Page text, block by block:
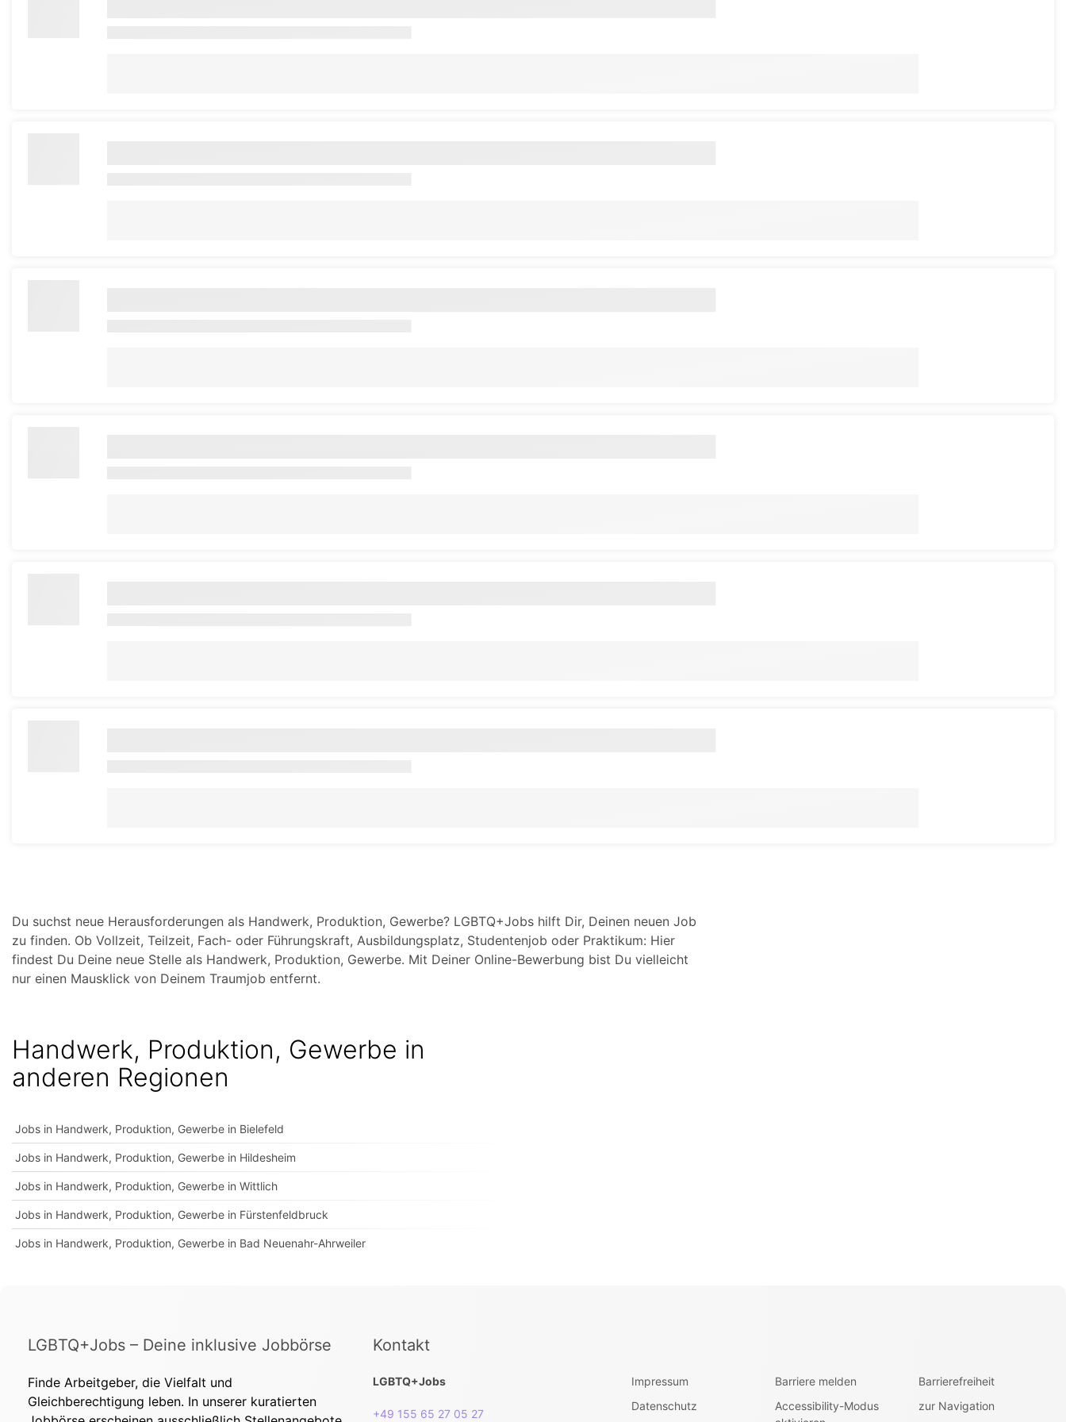
Du suchst neue Herausforderungen als Handwerk, Produktion, Gewerbe? LGBTQ+Jobs hilft Dir, Deinen neuen Job
zu finden. Ob Vollzeit, Teilzeit, Fach- oder Führungskraft, Ausbildungsplatz, Studentenjob oder Praktikum: Hier
findest Du Deine neue Stelle als Handwerk, Produktion, Gewerbe. Mit Deiner Online-Bewerbung bist Du vielleicht
nur einen Mausklick von Deinem Traumjob entfernt.
Handwerk, Produktion, Gewerbe in
anderen Regionen
Jobs in Handwerk, Produktion, Gewerbe in Bielefeld
Jobs in Handwerk, Produktion, Gewerbe in Hildesheim
Jobs in Handwerk, Produktion, Gewerbe in Wittlich
Jobs in Handwerk, Produktion, Gewerbe in Fürstenfeldbruck
Jobs in Handwerk, Produktion, Gewerbe in Bad Neuenahr-Ahrweiler
LGBTQ+Jobs – Deine inklusive Jobbörse
Finde Arbeitgeber, die Vielfalt und
Gleichberechtigung leben. In unserer kuratierten
Kontakt
LGBTQ+Jobs
+49 155 65 27 05 27
Impressum
Datenschutz
Barriere melden
Accessibility-Modus
Barrierefreiheit
zur Navigation